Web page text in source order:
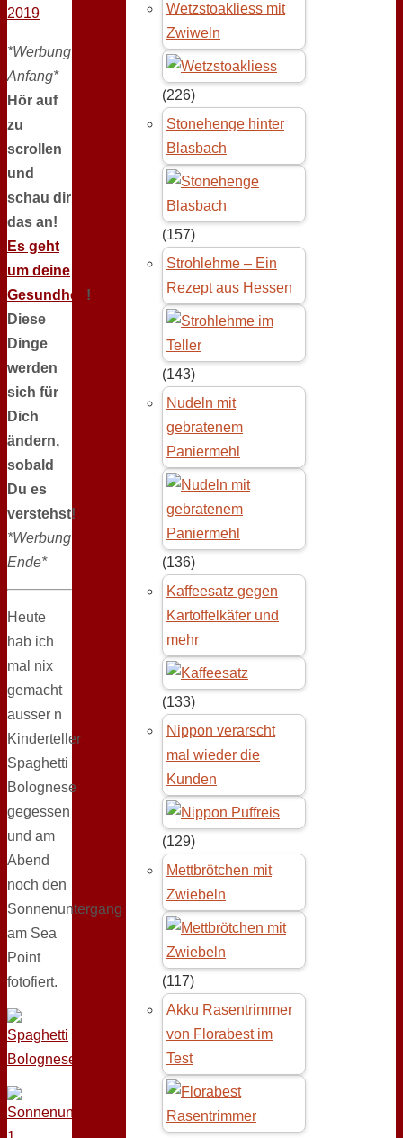
2019
*Werbung
Anfang*
Hör auf
zu
scrollen
und
schau dir
das an!
Es geht
um deine
Gesundheit !
Diese
Dinge
werden
sich für
Dich
ändern,
sobald
Du es
verstehst!
*Werbung
Ende*
Heute
hab ich
mal nix
gemacht
ausser n
Kinderteller
Spaghetti
Bolognese
gegessen
und am
Abend
noch den
Sonnenuntergang
am Sea
Point
fotofiert.
Wetzstoakliess mit
Zwiweln
(226)
Stonehenge hinter
Blasbach
(157)
Strohlehme – Ein
Rezept aus Hessen
(143)
Nudeln mit
gebratenem
Paniermehl
(136)
Kaffeesatz gegen
Kartoffelkäfer und
mehr
(133)
Nippon verarscht
mal wieder die
Kunden
(129)
Mettbrötchen mit
Zwiebeln
(117)
Akku Rasentrimmer
von Florabest im
Test